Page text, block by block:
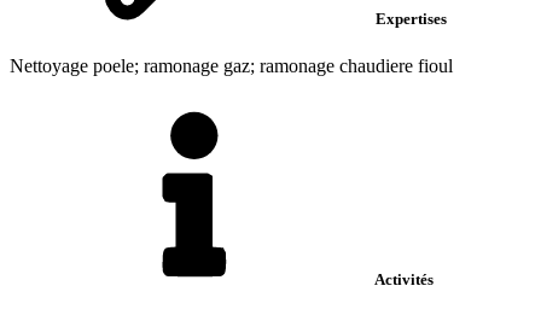
Expertises
Nettoyage poele; ramonage gaz; ramonage chaudiere fioul
Activités